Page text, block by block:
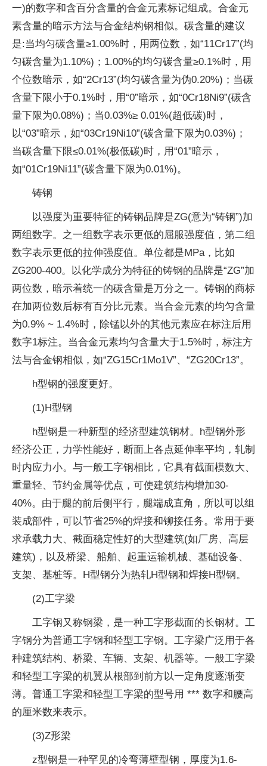
一)的数字和含百分含量的合金元素标记组成。合金元
素含量的暗示方法与合金结构钢相似。碳含量的建议
是:当均匀碳含量≥1.00%时，用两位数，如“11Cr17”(均
匀碳含量为1.10%)；1.00%的均匀碳含量≥0.1%时，用
个位数暗示，如“2Cr13”(均匀碳含量为伪0.20%)；当碳
含量下限小于0.1%时，用“0”暗示，如“0Cr18Ni9”(碳含
量下限为0.08%)；当0.03%≥ 0.01%(超低碳)时，
以“03”暗示，如“03Cr19Ni10”(碳含量下限为0.03%)；
当碳含量下限≤0.01%(极低碳)时，用“01”暗示，
如“01Cr19Ni11”(碳含量下限为0.01%)。
铸钢
以强度为重要特征的铸钢品牌是ZG(意为“铸钢”)加
两组数字。之一组数字表示更低的屈服强度值，第二组
数字表示更低的拉伸强度值。单位都是MPa，比如
ZG200-400。以化学成分为特征的铸钢的品牌是“ZG”加
两位数，暗示着统一的碳含量是万分之一。铸钢的商标
在加两位数后标有百分比元素。当合金元素的均匀含量
为0.9% ~ 1.4%时，除锰以外的其他元素应在标注后用
数字1标注。当合金元素均匀含量大于1.5%时，标注方
法与合金钢相似，如“ZG15Cr1Mo1V”、“ZG20Cr13”。
h型钢的强度更好。
(1)H型钢
h型钢是一种新型的经济型建筑钢材。h型钢外形
经济公正，力学性能好，断面上各点延伸率平均，轧制
时内应力小。与一般工字钢相比，它具有截面模数大、
重量轻、节约金属等优点，可使建筑结构增加30-
40%。由于腿的前后侧平行，腿端成直角，所以可以组
装成部件，可以节省25%的焊接和铆接任务。常用于要
求承载力大、截面稳定性好的大型建筑(如厂房、高层
建筑)，以及桥梁、船舶、起重运输机械、基础设备、
支架、基桩等。H型钢分为热轧H型钢和焊接H型钢。
(2)工字梁
工字钢又称钢梁，是一种工字形截面的长钢材。工
字钢分为普通工字钢和轻型工字钢。工字梁广泛用于各
种建筑结构、桥梁、车辆、支架、机器等。一般工字梁
和轻型工字梁的机翼从根部到前方以一定角度逐渐变
薄。普通工字梁和轻型工字梁的型号用 *** 数字和腰高
的厘米数来表示。
(3)Z形梁
z型钢是一种罕见的冷弯薄壁型钢，厚度为1.6-